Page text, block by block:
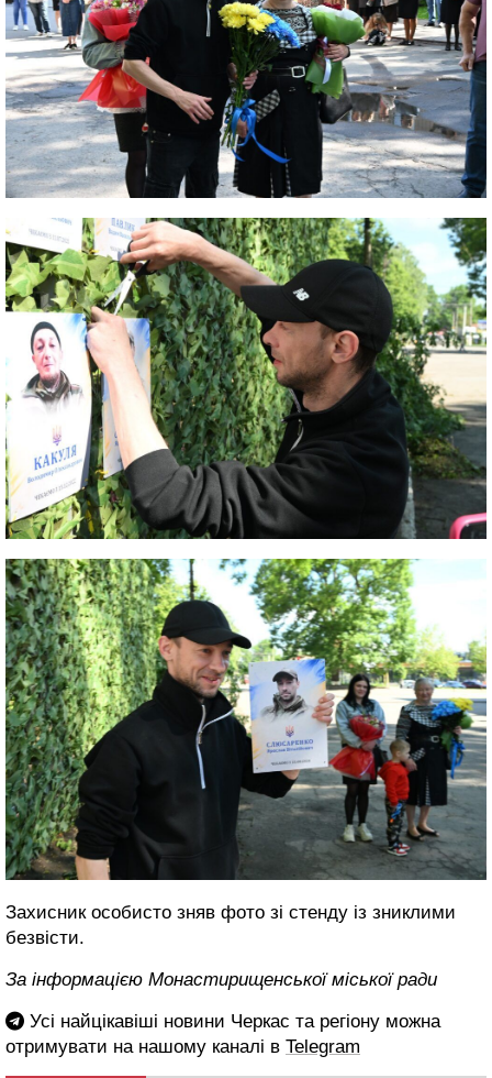
Захисник особисто зняв фото зі стенду із зниклими
безвісти.
За інформацією Монастирищенської міської ради
Усі найцікавіші новини Черкас та регіону можна
отримувати на нашому каналі в Telegram